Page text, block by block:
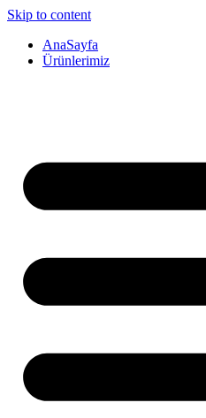
Skip to content
AnaSayfa
Ürünlerimiz